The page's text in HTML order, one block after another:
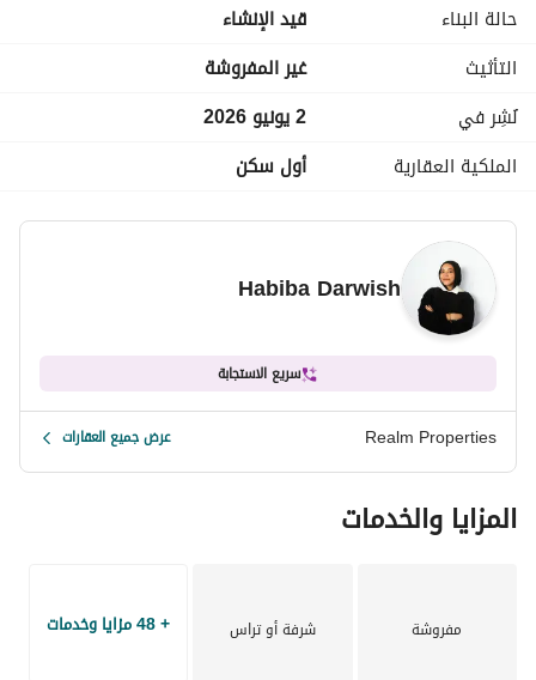
4 غرف
3 حمامات
غرفتا معيشة
مطبخ
غرفة طعام
سطح
-------------------------------------------
حالة البناء
قيد الإنشاء
التأثيث
غير المفروشة
نُشِر في
2 يونيو 2026
الملكية العقارية
أول سكن
Habiba Darwish
سريع الاستجابة
Realm Properties عرض جميع العقارات
المزايا والخدمات
مفروشة شرفة أو تراس + 48 مزايا وخدمات